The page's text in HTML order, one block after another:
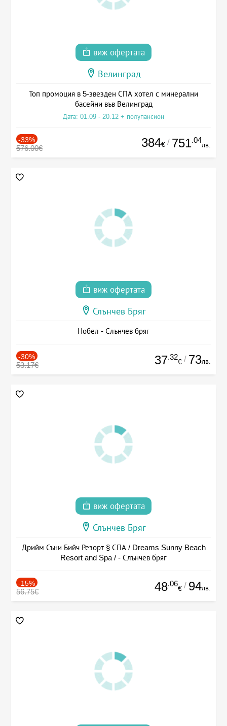
виж офертата
Велинград
Топ промоция в 5-звезден СПА хотел с минерални
басейни във Велинград
Дата: 01.09 - 20.12 + полупансион
-33%
576.00€ 384€ / 751.04
лв.
виж офертата
Слънчев Бряг
Нобел - Слънчев бряг
-30%
53.17€ 37.32
€ / 73лв.
виж офертата
Слънчев Бряг
Дрийм Съни Бийч Резорт § СПА / Dreams Sunny Beach
Resort and Spa / - Слънчев бряг
-15%
56.75€ 48.06
€ / 94лв.